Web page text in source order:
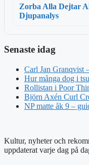
Zorba Alla Dejtar
Djupanalys
Senaste idag
Carl Jan Granqvist
Hur många dog i
Rollistan i Poor
Björn Axén Curl
NP matte åk 9 –
Kultur, nyheter och
uppdaterat varje dag på